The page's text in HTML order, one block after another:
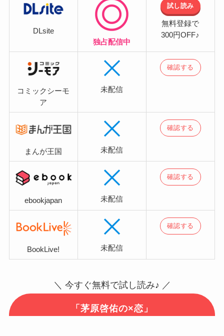
DLsite
独占配信中
試し読み
無料登録で
300円OFF♪
コミックシーモ
ア
未配信
確認する
まんが王国 未配信
確認する
ebookjapan 未配信
確認する
BookLive! 未配信
確認する
＼ 今すぐ無料で試し読み♪ ／
「茅原啓佑の×恋」